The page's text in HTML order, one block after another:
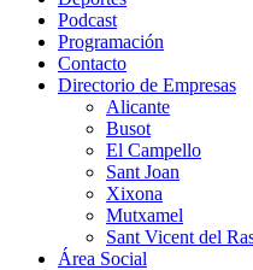
Podcast
Programación
Contacto
Directorio de Empresas
Alicante
Busot
El Campello
Sant Joan
Xixona
Mutxamel
Sant Vicent del
Área Social